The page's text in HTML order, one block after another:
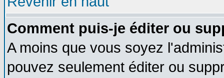
Comment puis-je éditer ou
A moins que vous soyez
pouvez seulement éditer ou